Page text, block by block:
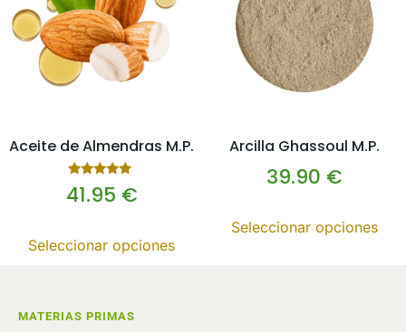
Aceite de Almendras M.P.
Valorado
con
41.95 €
Seleccionar opciones
Arcilla Ghassoul M.P.
39.90 €
Seleccionar opciones
MATERIAS PRIMAS